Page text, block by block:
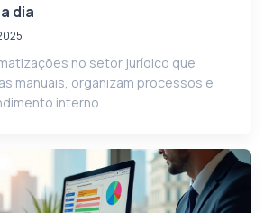
dia
no setor jurídico que
manuais, organizam processos e
interno.